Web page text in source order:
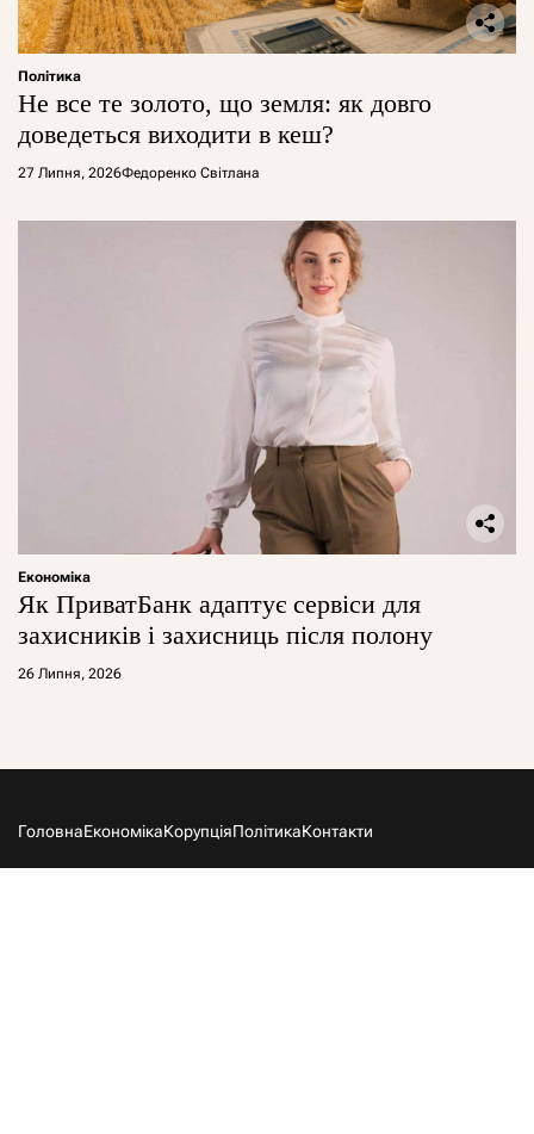
Політика
Не все те золото, що земля: як довго
доведеться виходити в кеш?
27 Липня, 2026Федоренко Світлана
Економіка
Як ПриватБанк адаптує сервіси для
захисників і захисниць після полону
26 Липня, 2026
ГоловнаЕкономікаКорупціяПолітикаКонтакти